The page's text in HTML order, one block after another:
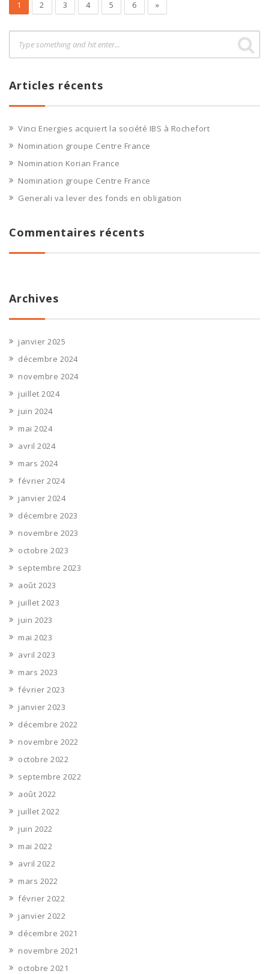
1 2 3 4 5 6 »
Articles récents
Vinci Energies acquiert la société IBS à Rochefort
Nomination groupe Centre France
Nomination Korian France
Nomination groupe Centre France
Generali va lever des fonds en obligation
Commentaires récents
Archives
janvier 2025
décembre 2024
novembre 2024
juillet 2024
juin 2024
mai 2024
avril 2024
mars 2024
février 2024
janvier 2024
décembre 2023
novembre 2023
octobre 2023
septembre 2023
août 2023
juillet 2023
juin 2023
mai 2023
avril 2023
mars 2023
février 2023
janvier 2023
décembre 2022
novembre 2022
octobre 2022
septembre 2022
août 2022
juillet 2022
juin 2022
mai 2022
avril 2022
mars 2022
février 2022
janvier 2022
décembre 2021
novembre 2021
octobre 2021